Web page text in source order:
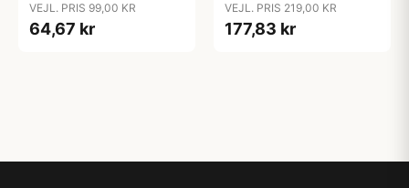
VEJL. PRIS 99,00 KR
64,67 kr
VEJL. PRIS 219,00 KR
177,83 kr